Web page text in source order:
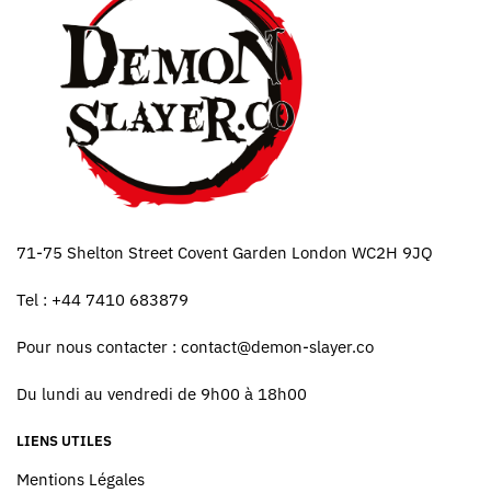
71-75 Shelton Street Covent Garden London WC2H 9JQ
Tel : +44 7410 683879
Pour nous contacter : contact@demon-slayer.co
Du lundi au vendredi de 9h00 à 18h00
LIENS UTILES
Mentions Légales